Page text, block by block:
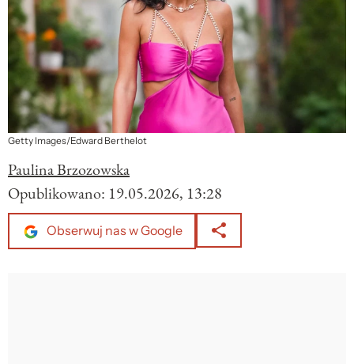
Getty Images/Edward Berthelot
Paulina Brzozowska
Opublikowano: 19.05.2026, 13:28
Obserwuj nas w Google